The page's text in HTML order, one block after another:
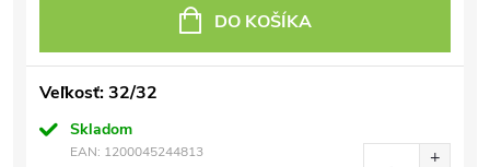
DO KOŠÍKA
Veľkosť: 32/32
Skladom
EAN: 1200045244813